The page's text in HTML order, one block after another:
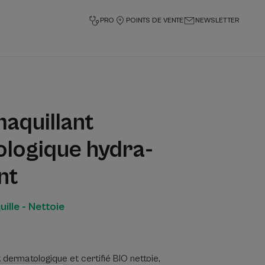
PRO POINTS DE VENTE NEWSLETTER
hydra-
- Nettoie
dermatologique et certifié BIO nettoie,